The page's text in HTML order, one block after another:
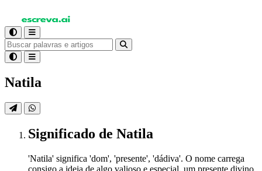
Natila
Significado de Natila
'Natila' significa 'dom', 'presente', 'dádiva'. O nome carrega
consigo a ideia de algo valioso e especial, um presente divino